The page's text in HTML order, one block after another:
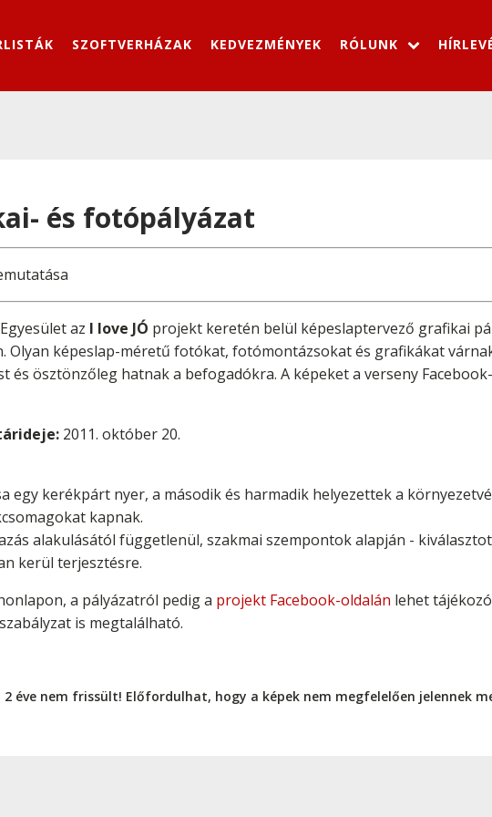
SZOFTVERHÁZAK KEDVEZMÉNYEK RÓLUNK
és fotópályázat
az I love JÓ projekt keretén belül képeslaptervező grafikai
Olyan képeslap-méretű fotókat, fotómontázsokat és grafikákat
és ösztönzőleg hatnak a befogadókra. A képeket a verseny
2011. október 20.
egy kerékpárt nyer, a második és harmadik helyezettek a
kapnak.
alakulásától függetlenül, szakmai szempontok alapján -
kerül terjesztésre.
a pályázatról pedig a projekt Facebook-oldalán lehet
is megtalálható.
éve nem frissült! Előfordulhat, hogy a képek nem megfelelően jelennek